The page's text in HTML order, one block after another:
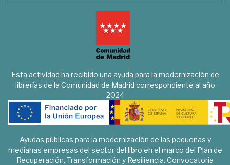
Esta actividad ha recibido una ayuda para la modernización de
librerías de la Comunidad de Madrid correspondiente al año
2024
Ayudas públicas para la modernización de las pequeñas y
medianas empresas del sector del libro en el marco del Plan de
Recuperación, Transformación y Resiliencia. Convocatoria